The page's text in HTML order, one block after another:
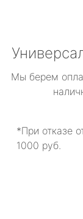
Мы берем
*При отказе
1000 руб.